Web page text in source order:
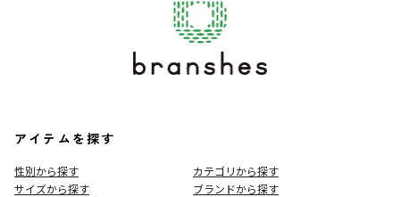
アイテムを探す
性別から探す
カテゴリから探す
サイズから探す
ブランドから探す